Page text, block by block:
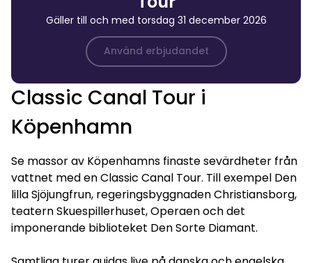
Gäller till och med torsdag 31 december 2026
Använd erbjudandet
Classic Canal Tour i
Köpenhamn
Se massor av Köpenhamns finaste sevärdheter från
vattnet med en Classic Canal Tour. Till exempel Den
lilla Sjöjungfrun, regeringsbyggnaden Christiansborg,
teatern Skuespillerhuset, Operaen och det
imponerande biblioteket Den Sorte Diamant.